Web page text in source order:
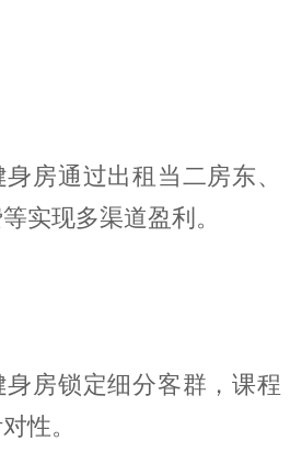
房通过出租当二房东、
实现多渠道盈利。
身房锁定细分客群，课程
性。